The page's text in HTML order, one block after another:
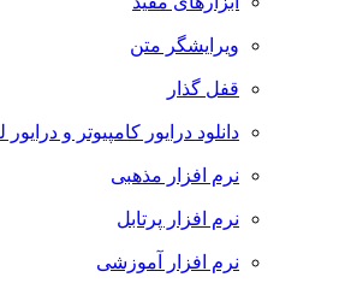
ویرایشگر متن
قفل گذار
دانلود درایور کامپیوتر و درایور لپ تاپ
نرم افزار مذهبی
نرم افزار پرتابل
نرم افزار آموزشی